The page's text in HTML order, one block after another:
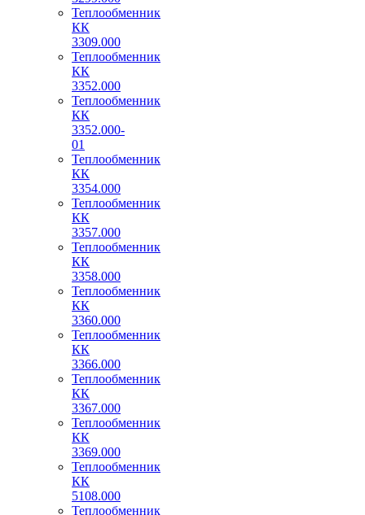
Теплообменник
КК
3309.000
Теплообменник
КК
3352.000
Теплообменник
КК
3352.000-
01
Теплообменник
КК
3354.000
Теплообменник
КК
3357.000
Теплообменник
КК
3358.000
Теплообменник
КК
3360.000
Теплообменник
КК
3366.000
Теплообменник
КК
3367.000
Теплообменник
КК
3369.000
Теплообменник
КК
5108.000
Теплообменник